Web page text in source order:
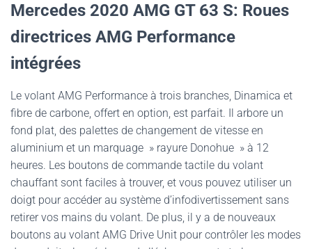
Mercedes 2020 AMG GT 63 S: Roues
directrices AMG Performance
intégrées
Le volant AMG Performance à trois branches, Dinamica et
fibre de carbone, offert en option, est parfait. Il arbore un
fond plat, des palettes de changement de vitesse en
aluminium et un marquage » rayure Donohue » à 12
heures. Les boutons de commande tactile du volant
chauffant sont faciles à trouver, et vous pouvez utiliser un
doigt pour accéder au système d’infodivertissement sans
retirer vos mains du volant. De plus, il y a de nouveaux
boutons au volant AMG Drive Unit pour contrôler les modes